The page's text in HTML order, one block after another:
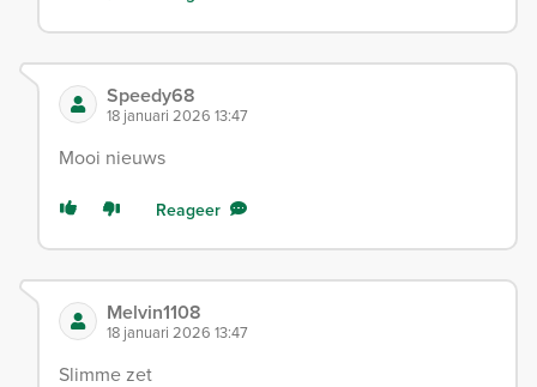
Speedy68
18 januari 2026 13:47
Mooi nieuws
Reageer
Melvin1108
18 januari 2026 13:47
Slimme zet